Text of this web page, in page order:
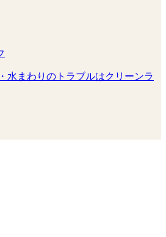
水まわりのトラブルはクリーンラ